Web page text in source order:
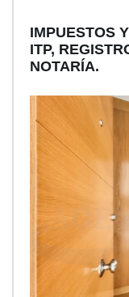
IMPUESTOS
ITP,
NOTARÍA.